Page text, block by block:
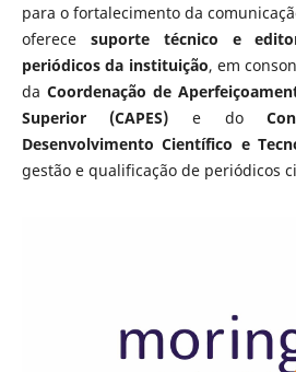
para o fortalecimento da
oferece suporte técnico e
periódicos da instituição, em
da Coordenação de
Superior (CAPES) e do
Desenvolvimento Científico e
gestão e qualificação de periódicos